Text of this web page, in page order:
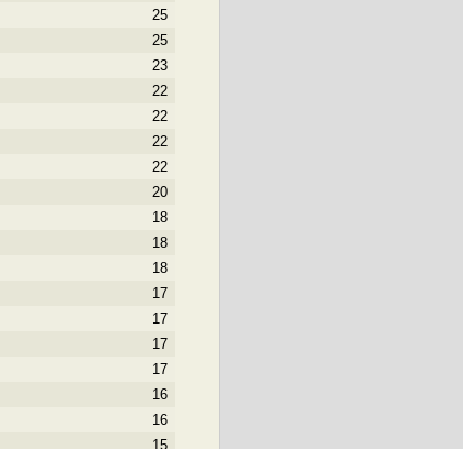
25
25
23
22
22
22
22
20
18
18
18
17
17
17
17
16
16
15